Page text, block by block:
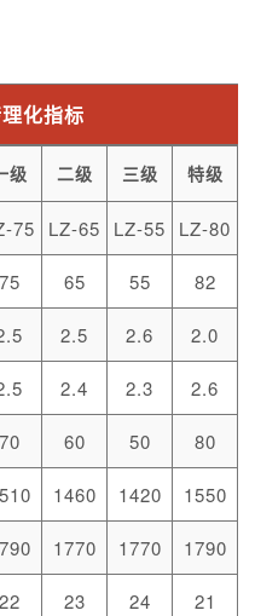
化指标
级 二级 三级 特级
75 LZ-65 LZ-55 LZ-80
75 65 55 82
2.5 2.6 2.0
2.4 2.3 2.6
70 60 50 80
1460 1420 1550
1770 1770 1790
22 23 24 21